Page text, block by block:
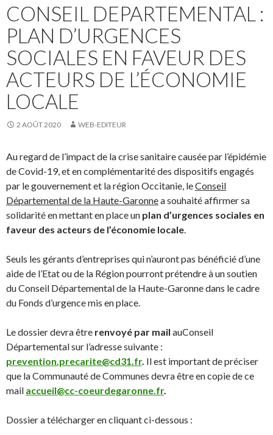
CONSEIL DEPARTEMENTAL :
PLAN D’URGENCES
SOCIALES EN FAVEUR DES
ACTEURS DE L’ÉCONOMIE
LOCALE
2 AOÛT 2020 WEB-EDITEUR
Au regard de l’impact de la crise sanitaire causée par l’épidémie
de Covid-19, et en complémentarité des dispositifs engagés
par le gouvernement et la région Occitanie, leConseil
Départemental de la Haute-Garonnea souhaité affirmer sa
solidarité en mettant en place un plan d’urgences sociales en
faveur des acteurs de l’économie locale
Seuls les gérants d’entreprises qui n’auront pas bénéficié d’une
aide de l’Etat ou de la Région pourront prétendre à un soutien
du Conseil Départemental de la Haute-Garonne dans le cadre
du Fonds d’urgence mis en place.
Le dossier devra être renvoyé par mail auConseil
Départemental sur l’adresse suivante :
prevention.precarite@cd31.fr. Il est important de préciser
que la Communauté de Communes devra être en copie de ce
mail accueil@cc-coeurdegaronne.fr.
Dossier a télécharger en cliquant ci-dessous :